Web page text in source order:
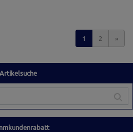
Artikelsuche
1 2 »